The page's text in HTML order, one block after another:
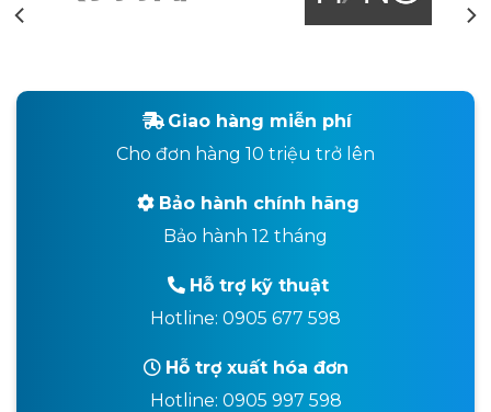
Giao hàng miễn phí
Cho đơn hàng 10 triệu trở lên
Bảo hành chính hãng
Bảo hành 12 tháng
Hỗ trợ kỹ thuật
Hotline: 0905 677 598
Hỗ trợ xuất hóa đơn
Hotline: 0905 997 598